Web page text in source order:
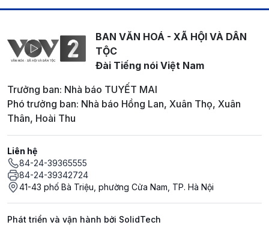
BAN VĂN HOÁ - XÃ HỘI VÀ DÂN
TỘC
Đài Tiếng nói Việt Nam
Trưởng ban: Nhà báo TUYẾT MAI
Phó trưởng ban: Nhà báo Hồng Lan, Xuân Thọ, Xuân
Thân, Hoài Thu
Liên hệ
84-24-39365555
84-24-39342724
41-43 phố Bà Triệu, phường Cửa Nam, TP. Hà Nội
Phát triển và vận hành bởi SolidTech